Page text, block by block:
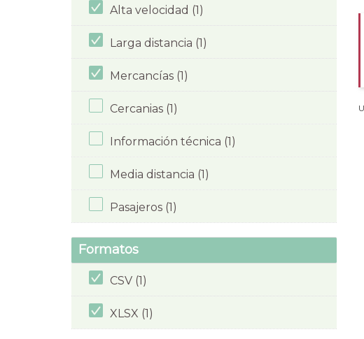
Alta velocidad (1)
Larga distancia (1)
Mercancías (1)
Cercanias (1)
Información técnica (1)
Media distancia (1)
Pasajeros (1)
Formatos
CSV (1)
XLSX (1)